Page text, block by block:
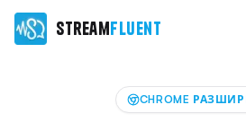
StreamFluent
CHROME